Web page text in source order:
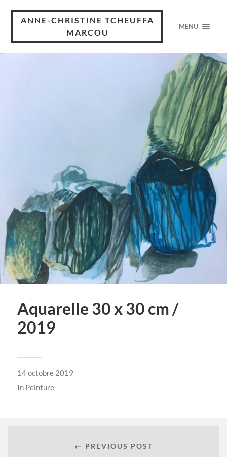
ANNE-CHRISTINE TCHEUFFA
MARCOU
MENU
Aquarelle 30 x 30 cm /
2019
14 octobre 2019
In Peinture
← PREVIOUS POST